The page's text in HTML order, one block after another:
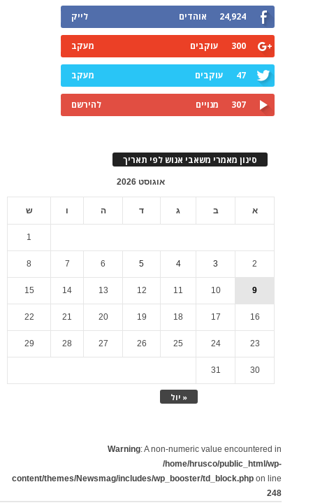
24,924 אוהדים לייק
300 עוקבים מעקב
47 עוקבים מעקב
307 מנויים להירשם
סינון מאמרי משאבי אנוש לפי תאריך
אוגוסט 2026
א ב ג ד ה ו ש
« יול
1
2
3
4
5
6
7
8
9
10
11
12
13
14
15
16
17
18
19
20
21
22
23
24
25
26
27
28
29
30
31
Warning: A non-numeric value encountered in
/home/hrusco/public_html/wp-
content/themes/Newsmag/includes/wp_booster/td_block.php on line
248